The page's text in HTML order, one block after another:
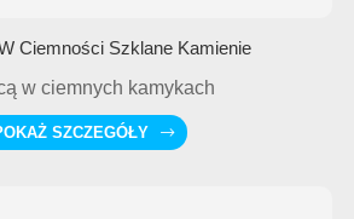
Ciemności Szklane Kamienie
w ciemnych kamykach
SZCZEGÓŁY